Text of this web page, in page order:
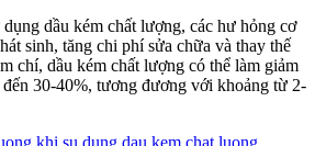
dầu kém chất lượng, các hư hỏng cơ
sinh, tăng chi phí sửa chữa và thay thế
chí, dầu kém chất lượng có thể làm giảm
30-40%, tương đương với khoảng từ 2-